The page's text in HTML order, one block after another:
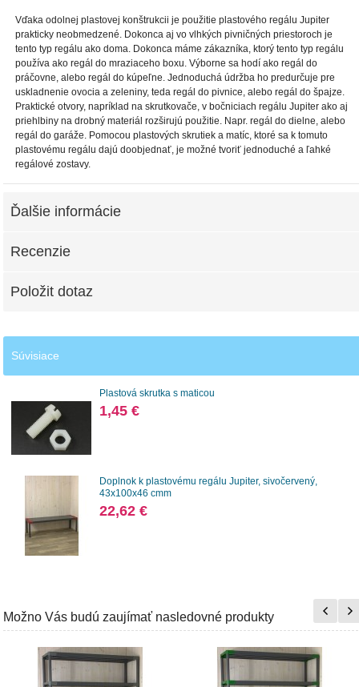
Vďaka odolnej plastovej konštrukcii je použitie plastového regálu Jupiter
prakticky neobmedzené. Dokonca aj vo vlhkých pivničných priestoroch je
tento typ regálu ako doma. Dokonca máme zákazníka, ktorý tento typ regálu
používa ako regál do mraziaceho boxu. Výborne sa hodí ako regál do
práčovne, alebo regál do kúpeľne. Jednoduchá údržba ho predurčuje pre
uskladnenie ovocia a zeleniny, teda regál do pivnice, alebo regál do špajze.
Praktické otvory, napríklad na skrutkovače, v bočniciach regálu Jupiter ako aj
priehlbiny na drobný materiál rozširujú použitie. Napr. regál do dielne, alebo
regál do garáže. Pomocou plastových skrutiek a matíc, ktoré sa k tomuto
plastovému regálu dajú doobjednať, je možné tvoriť jednoduché a ľahké
regálové zostavy.
Ďalšie informácie
Recenzie
Položit dotaz
Súvisiace
Plastová skrutka s maticou
1,45 €
Doplnok k plastovému regálu Jupiter, sivočervený,
43x100x46 cmm
22,62 €
Možno Vás budú zaujímať nasledovné produkty